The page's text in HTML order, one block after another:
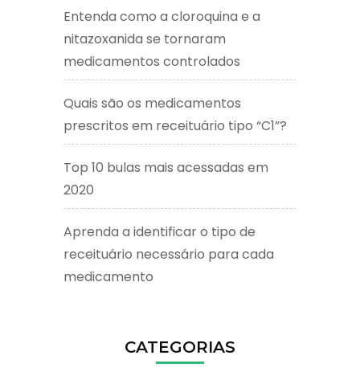
Entenda como a cloroquina e a
nitazoxanida se tornaram
medicamentos controlados
Quais são os medicamentos
prescritos em receituário tipo “C1”?
Top 10 bulas mais acessadas em
2020
Aprenda a identificar o tipo de
receituário necessário para cada
medicamento
CATEGORIAS